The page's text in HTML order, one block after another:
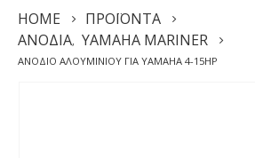
HOME
ΠΡΟΪΌΝΤΑ
ΑΝΌΔΙΑ, YAMAHA MARINER
ΑΝΌΔΙΟ ΑΛΟΥΜΙΝΊΟΥ ΓΙΑ YAMAHA 4-15HP